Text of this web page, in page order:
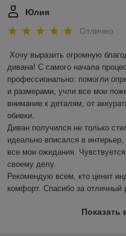
Юлия
Отлично
Хочу выразить огромную
дивана! С самого начала
профессионально: помогли
и размерами, учли все мои
внимание к деталям, от
обивки.
Диван получился не только
идеально вписался в
все мои ожидания.
своему делу.
Рекомендую всем, кто ценит
комфорт. Спасибо за отличный
Показать